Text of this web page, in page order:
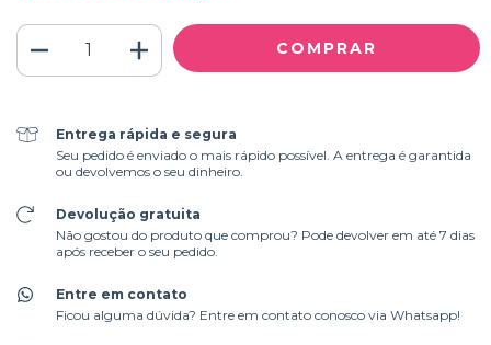
Entrega rápida e segura
Seu pedido é enviado o mais rápido possível. A entrega é garantida
ou devolvemos o seu dinheiro.
Devolução gratuita
Não gostou do produto que comprou? Pode devolver em até 7 dias
após receber o seu pedido.
Entre em contato
Ficou alguma dúvida? Entre em contato conosco via Whatsapp!